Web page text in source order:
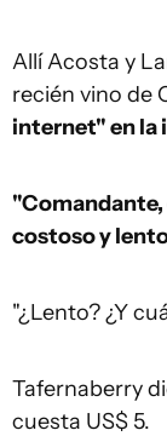
Allí Acosta y
recién vino de
internet" en la
"Comandante,
costoso y
"¿Lento? ¿Y
Tafernaberry
cuesta US$ 5.